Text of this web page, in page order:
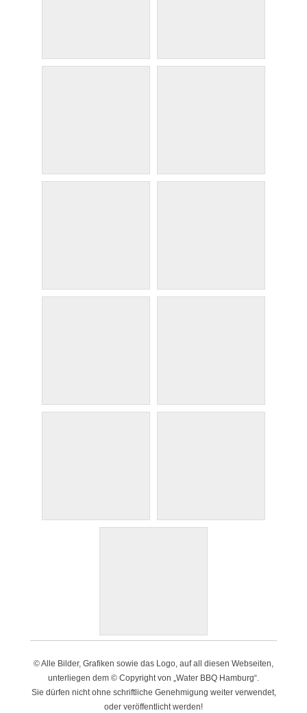
© Alle Bilder, Grafiken sowie das Logo, auf all diesen Webseiten,
unterliegen dem © Copyright von „Water BBQ Hamburg“.
Sie dürfen nicht ohne schriftliche Genehmigung weiter verwendet,
oder veröffentlicht werden!